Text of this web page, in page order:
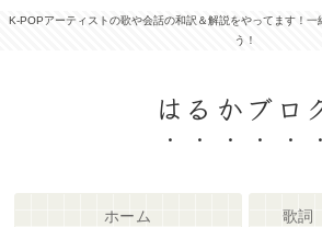
K-POPアーティストの歌や会話の和訳＆解説をやってます！一
う！
はるかブロ
ホーム 歌詞